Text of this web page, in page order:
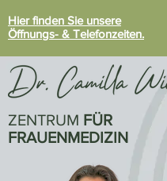
Hier finden Sie unsere
Öffnungs- & Telefonzeiten.
ZENTRUM FÜR
FRAUENMEDIZIN